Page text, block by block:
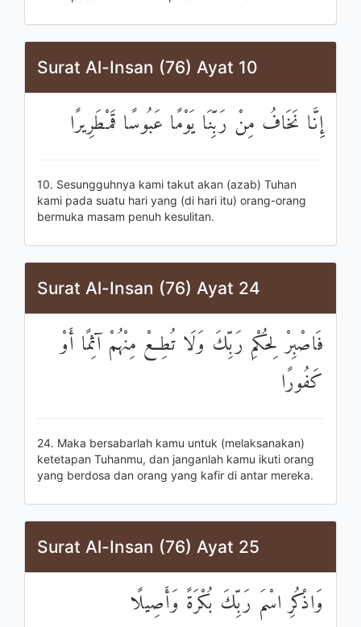
Surat Al-Insan (76) Ayat 10
إِنَّا نَخَافُ مِنْ رَبِّنَا يَوْمًا عَبُوسًا قَمْطَرِيرًا
10. Sesungguhnya kami takut akan (azab) Tuhan
kami pada suatu hari yang (di hari itu) orang-orang
bermuka masam penuh kesulitan.
Surat Al-Insan (76) Ayat 24
فَاصْبِرْ لِحُكْمِ رَبِّكَ وَلَا تُطِعْ مِنْهُمْ آثِمًا أَوْ
كَفُورًا
24. Maka bersabarlah kamu untuk (melaksanakan)
ketetapan Tuhanmu, dan janganlah kamu ikuti orang
yang berdosa dan orang yang kafir di antar mereka.
Surat Al-Insan (76) Ayat 25
وَاذْكُرِ اسْمَ رَبِّكَ بُكْرَةً وَأَصِيلًا